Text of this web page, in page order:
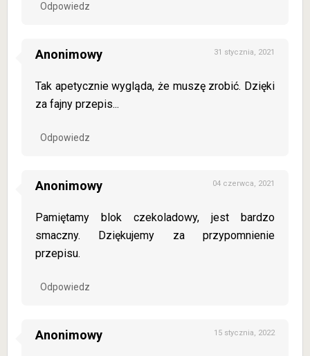
Odpowiedz
Anonimowy 31 stycznia, 2021
Tak apetycznie wygląda, że muszę zrobić. Dzięki
za fajny przepis...
Odpowiedz
Anonimowy 04 czerwca, 2021
Pamiętamy blok czekoladowy, jest bardzo
smaczny. Dziękujemy za przypomnienie
przepisu.
Odpowiedz
Anonimowy 15 stycznia, 2022